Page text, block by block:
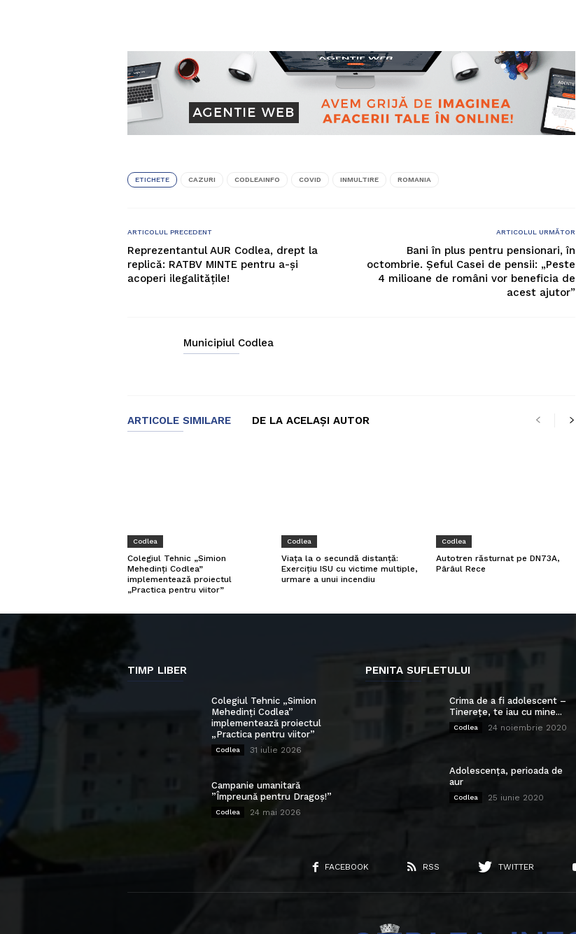
ETICHETE CAZURI CODLEAINFO COVID INMULTIRE ROMANIA
ARTICOLUL PRECEDENT
Reprezentantul AUR Codlea, drept la
replică: RATBV MINTE pentru a-și
acoperi ilegalitățile!
ARTICOLUL URMĂTOR
Bani în plus pentru pensionari, în
octombrie. Şeful Casei de pensii: „Peste
4 milioane de români vor beneficia de
acest ajutor”
Municipiul Codlea
ARTICOLE SIMILARE DE LA ACELAȘI AUTOR
Codlea
Colegiul Tehnic „Simion
Mehedinți Codlea”
implementează proiectul
„Practica pentru viitor”
Codlea
Viața la o secundă distanță:
Exercițiu ISU cu victime multiple,
urmare a unui incendiu
Codlea
Autotren răsturnat pe DN73A,
Pârâul Rece
TIMP LIBER
Colegiul Tehnic „Simion
Mehedinți Codlea”
implementează proiectul
„Practica pentru viitor”
Codlea 31 iulie 2026
Campanie umanitară
”Împreună pentru Dragoș!”
Codlea 24 mai 2026
PENITA SUFLETULUI
Crima de a fi adolescent –
Tinerețe, te iau cu mine...
Codlea 24 noiembrie 2020
Adolescența, perioada de
aur
Codlea 25 iunie 2020
FACEBOOK RSS TWITTER